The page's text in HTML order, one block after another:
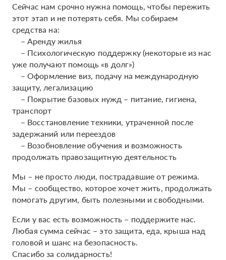
Сейчас нам срочно нужна помощь, чтобы пережить
этот этап и не потерять себя. Мы собираем
средства на:
– Аренду жилья
– Психологическую поддержку (некоторые из нас
уже получают помощь «в долг»)
– Оформление виз, подачу на международную
защиту, легализацию
– Покрытие базовых нужд – питание, гигиена,
транспорт
– Восстановление техники, утраченной после
задержаний или переездов
– Возобновление обучения и возможность
продолжать правозащитную деятельность
Мы – не просто люди, пострадавшие от режима.
Мы – сообщество, которое хочет жить, продолжать
помогать другим, быть полезными и свободными.
Если у вас есть возможность – поддержите нас.
Любая сумма сейчас – это защита, еда, крыша над
головой и шанс на безопасность.
Спасибо за солидарность!